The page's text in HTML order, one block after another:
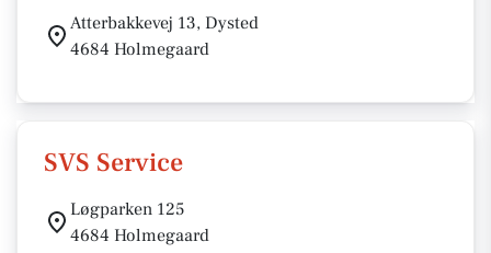
Atterbakkevej 13, Dysted
4684 Holmegaard
SVS Service
Løgparken 125
4684 Holmegaard